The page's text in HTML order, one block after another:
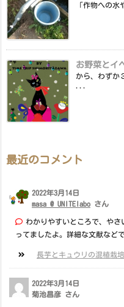
「作物への
お野菜とイ
から、わずか
最近のコメント
2022年3月14日
masa @ UNITElabo さん
わかりやすいところで、や
ってましたよ。詳細な文献など
長芋とキュウリの混植栽
2022年3月14日
菊池昌彦 さん